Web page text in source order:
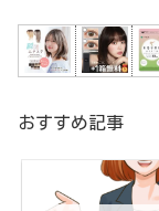
おすすめ記事